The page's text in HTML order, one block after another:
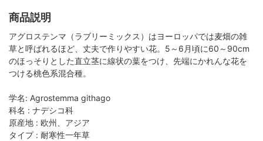
商品説明
アグロステンマ（ラブリーミックス）はヨーロッパでは麦畑の雑
草と呼ばれるほど、丈夫で作りやすい花。5～6月頃に60～90cm
のほっそりとした直立茎に線状の葉をつけ、先端にかれんな花を
つける桃色系混合種。
学名: Agrostemma githago
科名 : ナデシコ科
原産地 : 欧州、アジア
タイプ : 耐寒性一年草